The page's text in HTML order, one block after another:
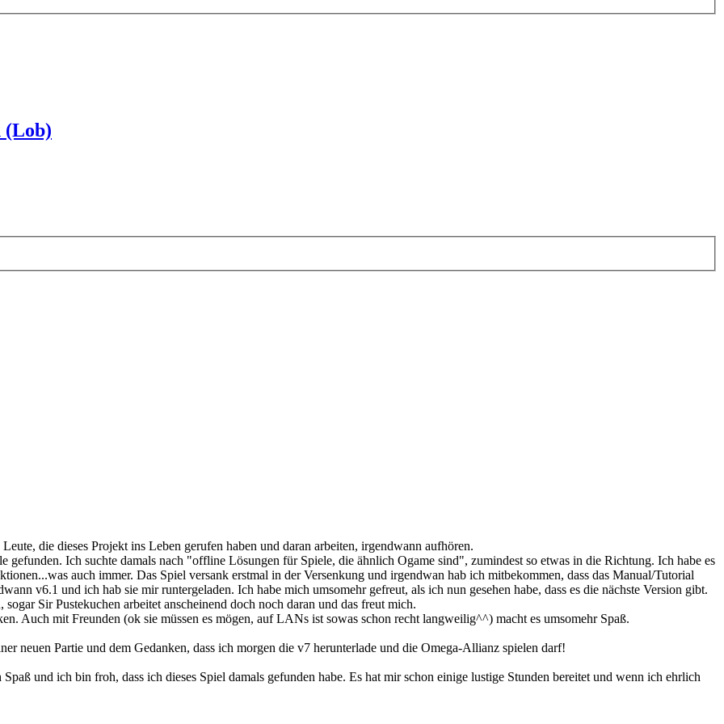
(Lob)
die dieses Projekt ins Leben gerufen haben und daran arbeiten, irgendwann aufhören.
gefunden. Ich suchte damals nach "offline Lösungen für Spiele, die ähnlich Ogame sind", zumindest so etwas in die Richtung. Ich habe es
auch immer. Das Spiel versank erstmal in der Versenkung und irgendwan hab ich mitbekommen, dass das Manual/Tutorial
v6.1 und ich hab sie mir runtergeladen. Ich habe mich umsomehr gefreut, als ich nun gesehen habe, dass es die nächste Version gibt.
Sir Pustekuchen arbeitet anscheinend doch noch daran und das freut mich.
Auch mit Freunden (ok sie müssen es mögen, auf LANs ist sowas schon recht langweilig^^) macht es umsomehr Spaß.
neuen Partie und dem Gedanken, dass ich morgen die v7 herunterlade und die Omega-Allianz spielen darf!
und ich bin froh, dass ich dieses Spiel damals gefunden habe. Es hat mir schon einige lustige Stunden bereitet und wenn ich ehrlich